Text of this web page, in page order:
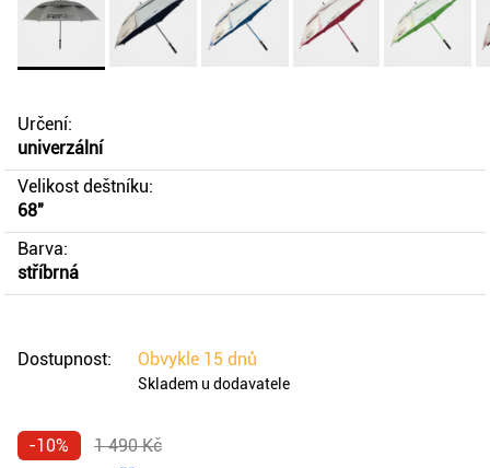
Určení:
univerzální
Velikost deštníku:
68"
Barva:
stříbrná
Dostupnost: Obvykle 15 dnů
Skladem u dodavatele
-10% 1 490 Kč